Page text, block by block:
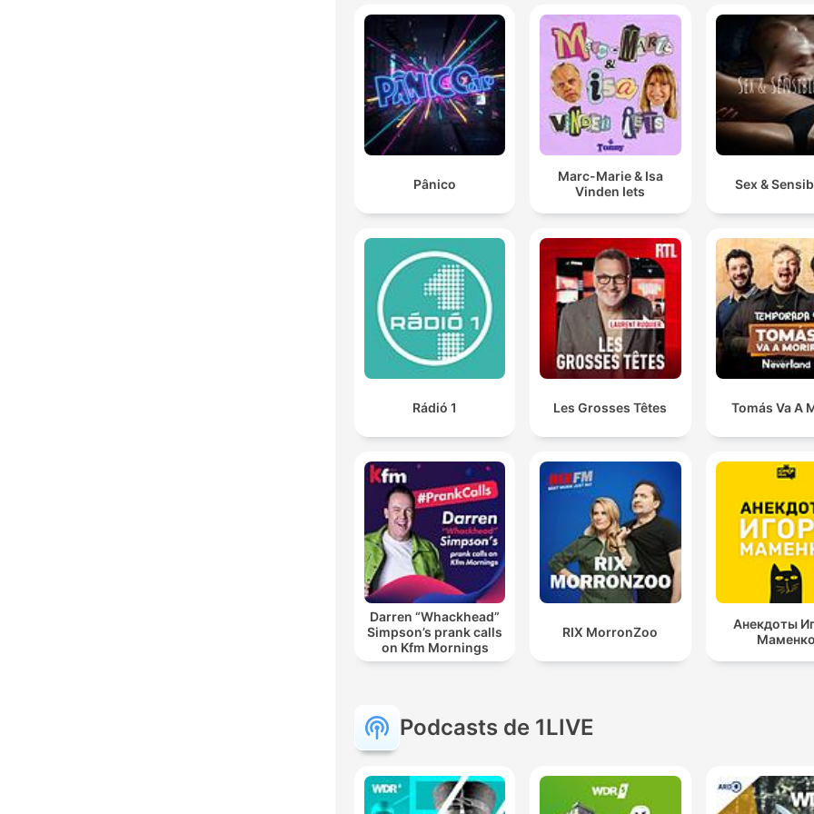
Pânico
Marc-Marie & Isa
Vinden Iets
Sex &
Rádió 1 Les Grosses Têtes Tomás Va A
Darren “Whackhead”
Simpson’s prank calls
on Kfm Mornings
RIX MorronZoo
Анекдоты
Podcasts de 1LIVE